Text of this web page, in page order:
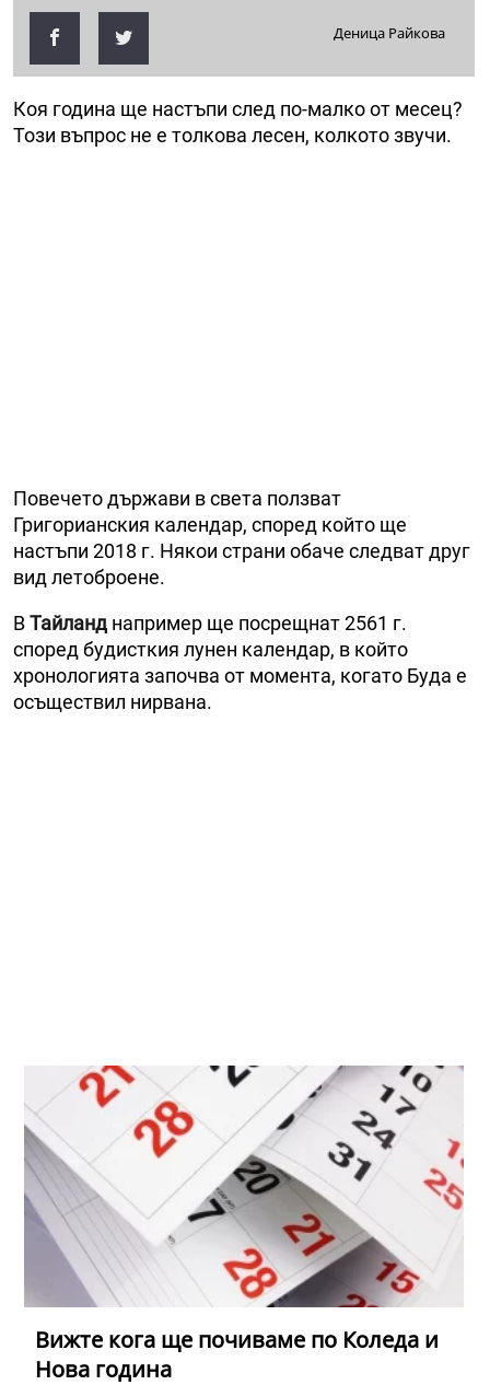
Деница Райкова
Коя година ще настъпи след по-малко от месец?
Този въпрос не е толкова лесен, колкото звучи.
Повечето държави в света ползват
Григорианския календар, според който ще
настъпи 2018 г. Някои страни обаче следват друг
вид летоброене.
ВТайланд например ще посрещнат 2561 г.
според будисткия лунен календар, в който
хронологията започва от момента, когато Буда е
осъществил нирвана.
Вижте кога ще почиваме по Коледа и
Нова година